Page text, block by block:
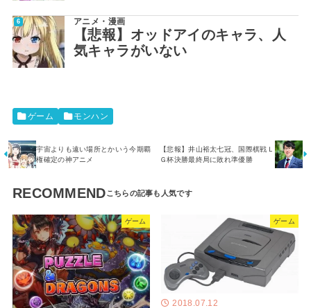
アニメ・漫画
【悲報】オッドアイのキャラ、人
気キャラがいない
ゲーム モンハン
宇宙よりも遠い場所とかいう今期覇
権確定の神アニメ
【悲報】井山裕太七冠、国際棋戦Ｌ
Ｇ杯決勝最終局に敗れ準優勝
RECOMMEND
ゲーム ゲーム
2018.07.12